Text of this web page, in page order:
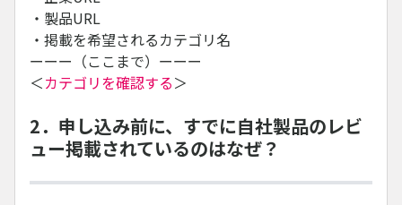
・製品URL
・掲載を希望されるカテゴリ名
ーーー（ここまで）ーーー
＜カテゴリを確認する＞
2．申し込み前に、すでに自社製品のレビ
ュー掲載されているのはなぜ？